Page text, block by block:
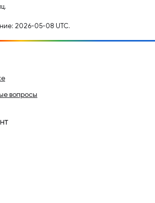
2026-05-08 UTC.
вопросы